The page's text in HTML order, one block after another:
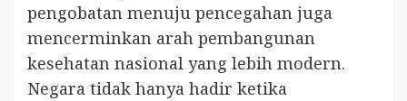
pengobatan menuju pencegahan juga
mencerminkan arah pembangunan
kesehatan nasional yang lebih modern.
Negara tidak hanya hadir ketika